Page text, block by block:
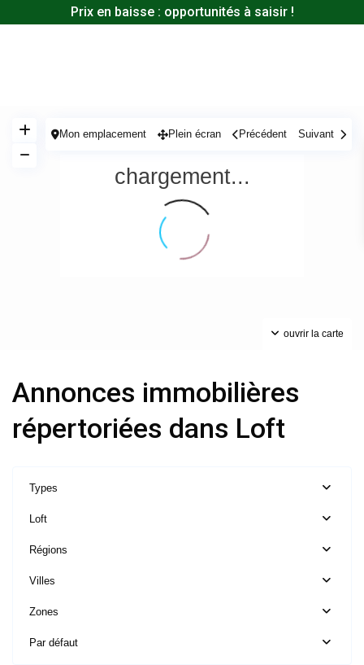
Prix en baisse : opportunités à saisir !
chargement...
ouvrir la carte
Mon emplacement Plein écran Précédent Suivant
Annonces immobilières
répertoriées dans Loft
Types
Loft
Régions
Villes
Zones
Par défaut
Ile
France
le-
Pont